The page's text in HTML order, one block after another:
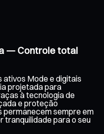
— Controle total
ativos Mode e digitais
projetada para
à tecnologia de
e proteção
permanecem sempre em
tranquilidade para o seu